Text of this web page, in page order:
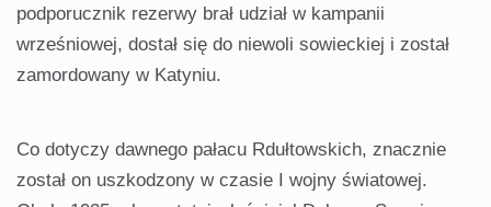
podporucznik rezerwy brał udział w kampanii
wrześniowej, dostał się do niewoli sowieckiej i został
zamordowany w Katyniu.
Co dotyczy dawnego pałacu Rdułtowskich, znacznie
został on uszkodzony w czasie I wojny światowej.